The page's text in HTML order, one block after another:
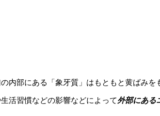
内部にある「象牙質」はもともと黄ばみを
活習慣などの影響などによって外部にある